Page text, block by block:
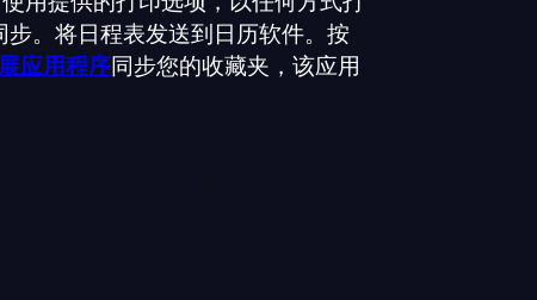
。将日程表发送到日历软件。按
应用程序 同步您的收藏夹，该应用